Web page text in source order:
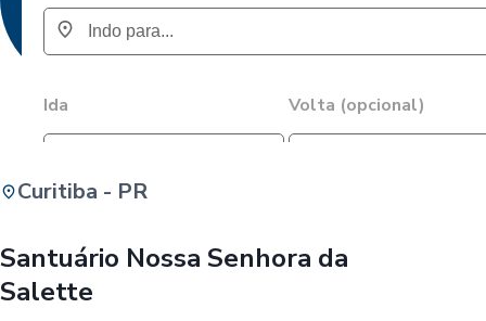
Ida Volta (opcional)
Curitiba - PR
Santuário Nossa Senhora da
Salette